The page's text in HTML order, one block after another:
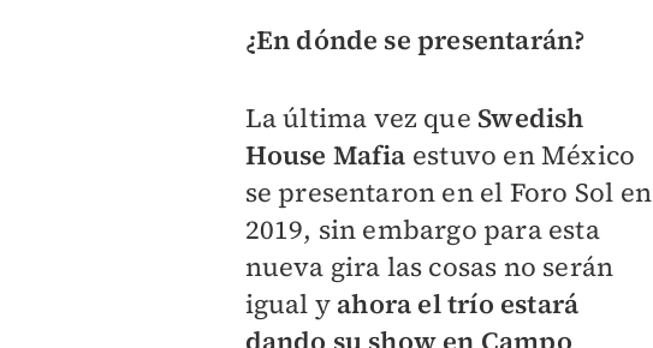
¿En dónde se presentarán?
La última vez que Swedish
House Mafia estuvo en México
se presentaron en el Foro Sol en
2019, sin embargo para esta
nueva gira las cosas no serán
igual y ahora el trío estará
dando su show en Campo